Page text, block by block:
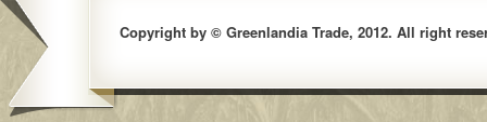
Copyright by © Greenlandia Trade, 2012. All right